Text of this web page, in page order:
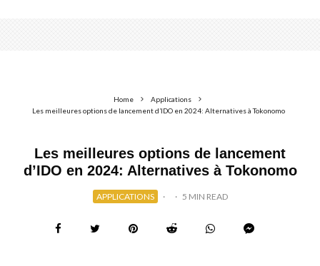
Home
Applications
Les meilleures options de lancement d’IDO en 2024: Alternatives à Tokonomo
Les meilleures options de lancement
d’IDO en 2024: Alternatives à Tokonomo
APPLICATIONS · · 5 MIN READ